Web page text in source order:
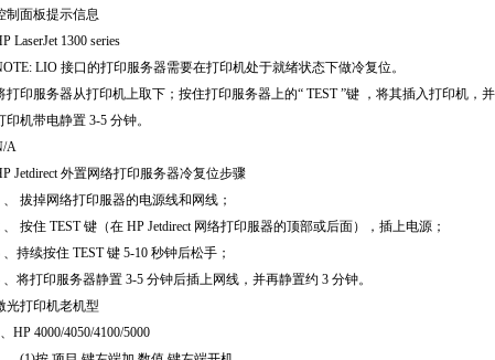
制面板提示信息
LaserJet 1300 series
LIO 接口的打印服务器需要在打印机处于就绪状态下做冷复位。
打印服务器从打印机上取下；按住打印服务器上的“ TEST ”键 ，将其插入打印机，
印机带电静置 3-5 分钟。
A
Jetdirect外置网络打印服务器冷复位步骤
、 拔掉网络打印服器的电源线和网线；
、 按住 TEST键（在 HP Jetdirect 网络打印服器的顶部或后面），插上电源；
、持续按住 TEST键 5-10 秒钟后松手；
、将打印服务器静置 3-5 分钟后插上网线，并再静置约 3 分钟。
光打印机老机型
、 HP 4000/4050/4100/5000